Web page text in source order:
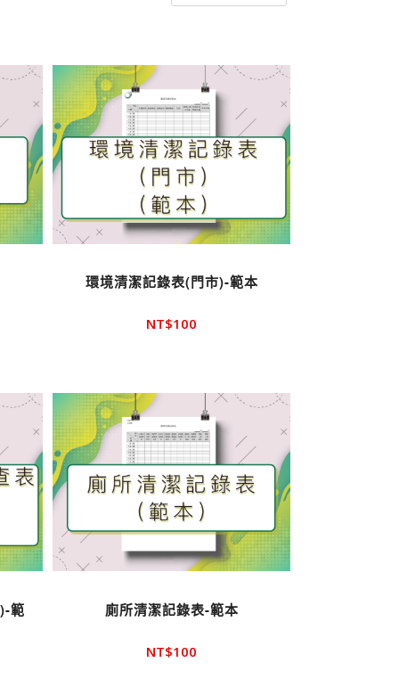
環境清潔記錄表(門市)-範本
NT$100
範
廁所清潔記錄表-範本
NT$100